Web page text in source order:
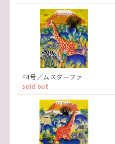
F4号／ムスターファ
sold out